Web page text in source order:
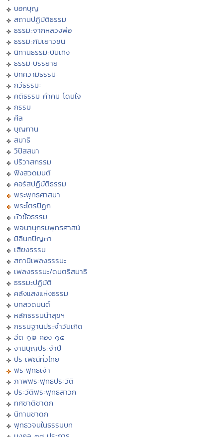
บอกบุญ
สถานปฏิบัติธรรม
ธรรมะจากหลวงพ่อ
ธรรมะกับเยาวชน
นิทานธรรมะบันเทิง
ธรรมะบรรยาย
บทความธรรมะ
กวีธรรมะ
คติธรรม คำคม โดนใจ
กรรม
ศีล
บุญทาน
สมาธิ
วิปัสสนา
ปริวาสกรรม
ฟังสวดมนต์
คอร์สปฏิบัติธรรม
พระพุทธศาสนา
พระไตรปิฏก
หัวข้อธรรม
พจนานุกรมพุทธศาสน์
มิลินทปัญหา
เสียงธรรม
สถานีเพลงธรรมะ
เพลงธรรมะ/ดนตรีสมาธิ
ธรรมะปฏิบัติ
คลังแสงแห่งธรรม
บทสวดมนต์
หลักธรรมนำสุขฯ
กรรมฐานประจำวันเกิด
ฮีต ๑๒ คอง ๑๔
งานบุญประจำปี
ประเพณีทั่วไทย
พระพุทธเจ้า
ภาพพระพุทธประวัติ
ประวัติพระพุทธสาวก
ทศชาติชาดก
นิทานชาดก
พุทธวจนในธรรมบท